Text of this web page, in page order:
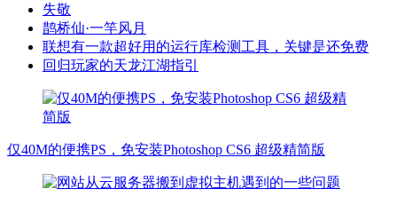
失敬
鹊桥仙·一竿风月
联想有一款超好用的运行库检测工具，关键是还免费
回归玩家的天龙江湖指引
仅40M的便携PS，免安装Photoshop CS6 超级精简版